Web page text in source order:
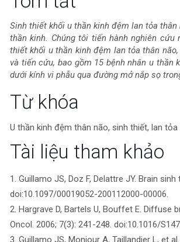
dung
chính
của
bài
viết
Sinh thiết khối u thần kinh đệm lan tỏa
thần kinh. Chúng tôi tiến hành nghiên
thiết khối u thần kinh đệm lan tỏa thân
và tiến cứu, bao gồm 15 bệnh nhân u
dưới kính vi phẫu qua đường mở nắp sọ
Chi
tiết
bài
viết
Từ khóa
U thần kinh đệm thân não, sinh thiết, lan tỏa
Tài liệu tham khảo
1. Guillamo JS, Doz F, Delattre JY. Brain
doi:10.1097/00019052-200112000-00006.
2. Hargrave D, Bartels U, Bouffet E.
Oncol. 2006; 7(3): 241-248. doi:10.1016/
3. Guillamo JS, Monjour A, Taillandier L, et